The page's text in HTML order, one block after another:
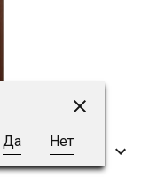
Да Нет